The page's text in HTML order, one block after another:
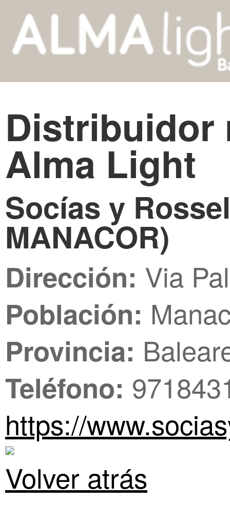
Distribuidor
Alma Light
Socías y
MANACOR)
Dirección: Via
Población:
Provincia:
Teléfono:
https://
Volver atrás